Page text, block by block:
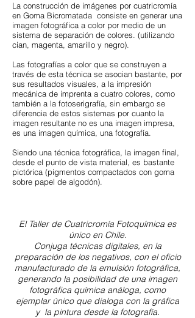
La construcción de imágenes por cuatricromía
en Goma Bicromatada consiste en generar una
imagen fotográfica a color por medio de un
sistema de separación de colores. (utilizando
cian, magenta, amarillo y negro).
Las fotografías a color que se construyen a
través de esta técnica se asocian bastante, por
sus resultados visuales, a la impresión
mecánica de imprenta a cuatro colores, como
también a la fotoserigrafía, sin embargo se
diferencia de estos sistemas por cuanto la
imagen resultante no es una imagen impresa,
es una imagen química, una fotografía.
Siendo una técnica fotográfica, la imagen final,
desde el punto de vista material, es bastante
pictórica (pigmentos compactados con goma
sobre papel de algodón).
El Taller de Cuatricromía Fotoquímica es
único en Chile.
Conjuga técnicas digitales, en la
preparación de los negativos, con el oficio
manufacturado de la emulsión fotográfica,
generando la posibilidad de una imagen
fotográfica química análoga, como
ejemplar único que dialoga con la gráfica
y la pintura desde la fotografía.